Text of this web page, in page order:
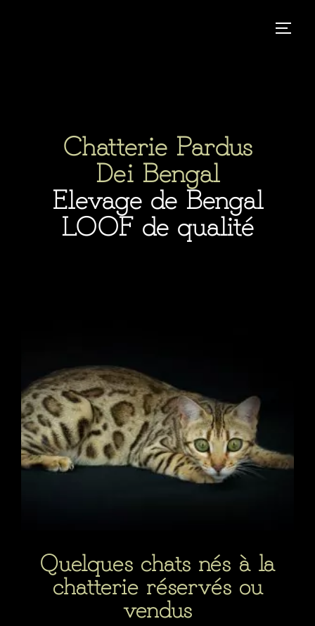
Chatterie Pardus
Dei Bengal
Elevage de Bengal
LOOF de qualité
Quelques chats nés à la
chatterie réservés ou
vendus